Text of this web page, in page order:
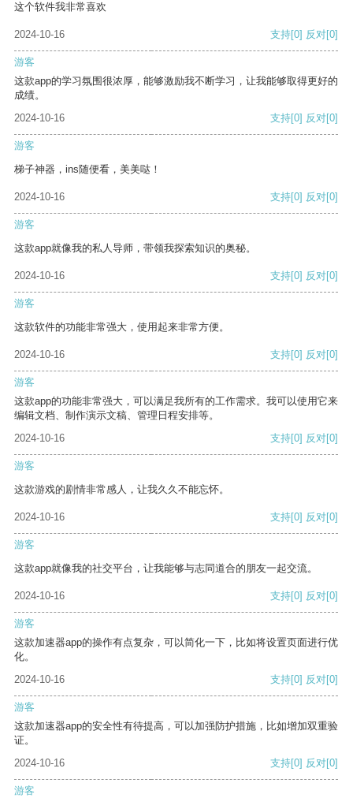
这个软件我非常喜欢
2024-10-16 支持[0] 反对[0]
游客
这款app的学习氛围很浓厚，能够激励我不断学习，让我能够取得更好的
成绩。
2024-10-16
支持[0] 反对[0]
游客
梯子神器，ins随便看，美美哒！
2024-10-16 支持[0] 反对[0]
游客
这款app就像我的私人导师，带领我探索知识的奥秘。
2024-10-16 支持[0] 反对[0]
游客
这款软件的功能非常强大，使用起来非常方便。
2024-10-16 支持[0] 反对[0]
游客
这款app的功能非常强大，可以满足我所有的工作需求。我可以使用它来
编辑文档、制作演示文稿、管理日程安排等。
2024-10-16
支持[0] 反对[0]
游客
这款游戏的剧情非常感人，让我久久不能忘怀。
2024-10-16 支持[0] 反对[0]
游客
这款app就像我的社交平台，让我能够与志同道合的朋友一起交流。
2024-10-16 支持[0] 反对[0]
游客
这款加速器app的操作有点复杂，可以简化一下，比如将设置页面进行优
化。
2024-10-16
支持[0] 反对[0]
游客
这款加速器app的安全性有待提高，可以加强防护措施，比如增加双重验
证。
2024-10-16
支持[0] 反对[0]
游客